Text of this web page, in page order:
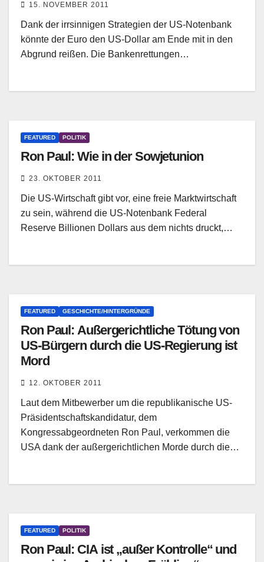
15. NOVEMBER 2011
Dank der irrsinnigen Strategien der US-Notenbank
könnte der Euro den US-Dollar am Ende mit in den
Abgrund reißen. Die Bankenrettungen…
FEATURED POLITIK
Ron Paul: Wie in der Sowjetunion
23. OKTOBER 2011
Die US-Wirtschaft gibt vor, eine freie Marktwirtschaft
zu sein, während die US-Notenbank Federal
Reserve Billionen Dollars aus dem nichts druckt,…
FEATURED GESCHICHTE/HINTERGRÜNDE
Ron Paul: Außergerichtliche Tötung von
US-Bürgern durch die US-Regierung ist
Mord
12. OKTOBER 2011
Laut dem Mitbewerber um die republikanische US-
Präsidentschaftskandidatur, dem
Kongressabgeordneten Ron Paul, verkommen die
USA dank der außergerichtlichen Morde durch die…
FEATURED POLITIK
Ron Paul: CIA ist „außer Kontrolle“ und